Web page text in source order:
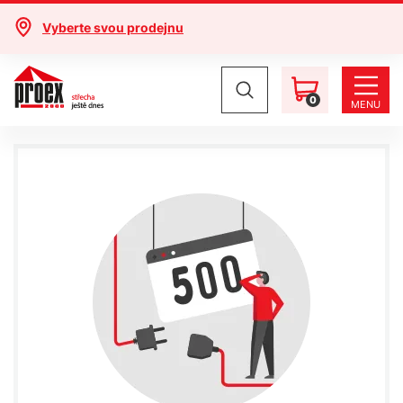
Vyberte svou prodejnu
0 MENU